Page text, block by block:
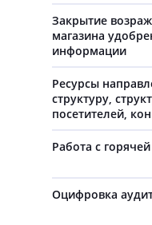
Закрытие
магазина
информации
Ресурсы
структуру,
посетителей,
Работа с
Оцифровка